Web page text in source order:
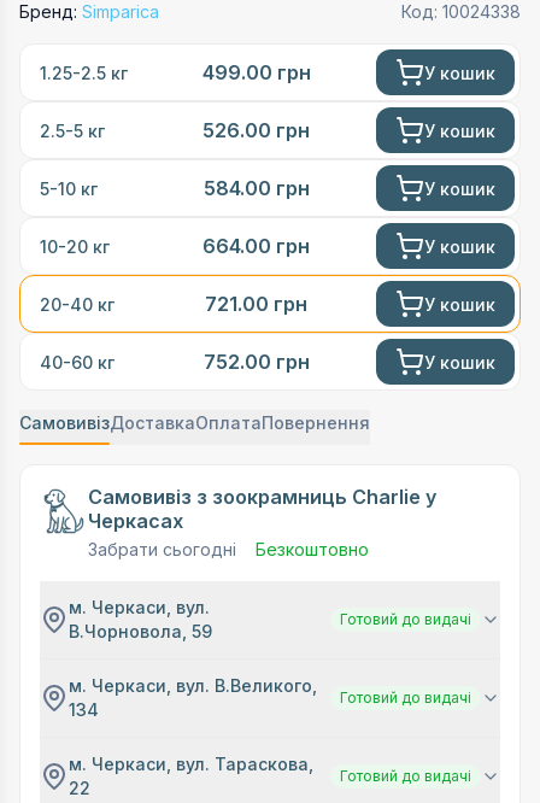
Бренд: Simparica Код: 10024338
1.25-2.5 кг 499.00 грн У кошик
2.5-5 кг 526.00 грн У кошик
5-10 кг 584.00 грн У кошик
10-20 кг 664.00 грн У кошик
20-40 кг 721.00 грн У кошик
40-60 кг 752.00 грн У кошик
СамовивізДоставкаОплатаПовернення
Самовивіз з зоокрамниць Charlie у
Черкасах
Забрати сьогодні Безкоштовно
м. Черкаси, вул.
В.Чорновола, 59
Готовий до видачі
м. Черкаси, вул. В.Великого,
134
Готовий до видачі
м. Черкаси, вул. Тараскова,
22
Готовий до видачі